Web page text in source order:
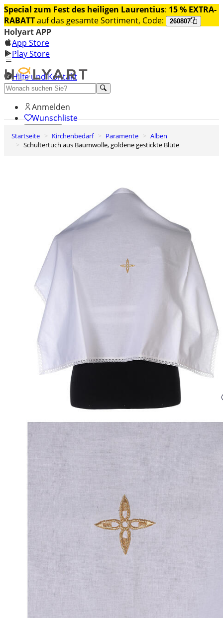
Special zum Fest des heiligen Laurentius: 15 % EXTRA-
RABATTauf das gesamte Sortiment, Code: 260807
Holyart APP
App Store
Play Store
Hilfe und Kontakt
Entdecken Sie Premium
Anmelden
Wunschliste
0
Warenkorb
Startseite Kirchenbedarf Paramente
Alben
Schultertuch aus Baumwolle, goldene gestickte Blüte